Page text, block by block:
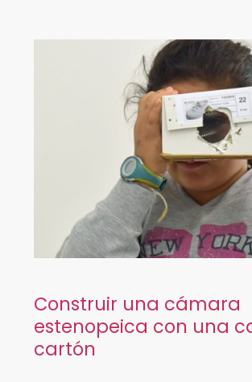
Construir una cámara
estenopeica con una
cartón